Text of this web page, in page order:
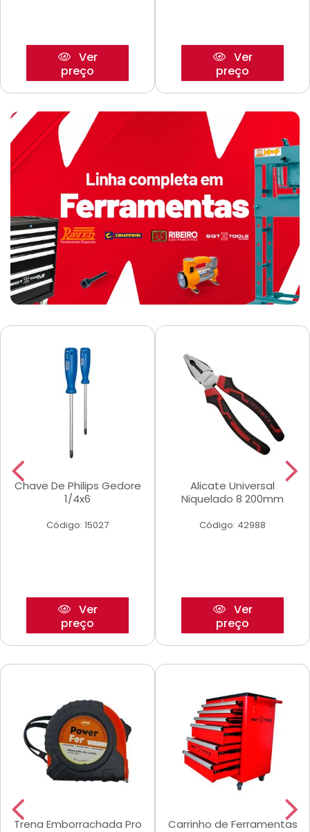
Ver
preço
Ver
preço
Chave De Philips Gedore
1/4x6
Código: 15027
Ver
preço
Alicate Universal
Niquelado 8 200mm
Código: 42988
Ver
preço
Trena Emborrachada Pro
Carrinho de Ferramentas